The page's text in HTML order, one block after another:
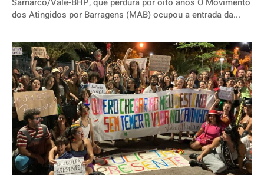
dos Atingidos por Barragens (MAB) ocupou a entrada da...